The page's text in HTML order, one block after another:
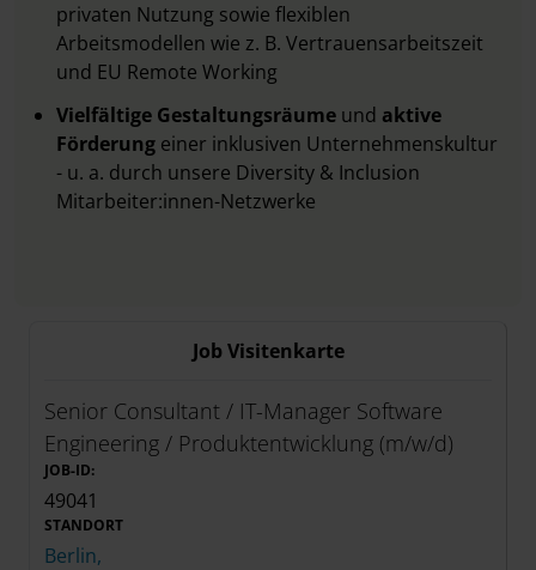
privaten Nutzung sowie flexiblen
Arbeitsmodellen wie z. B. Vertrauensarbeitszeit
und EU Remote Working
Vielfältige Gestaltungsräume und aktive
Förderung einer inklusiven Unternehmenskultur
- u. a. durch unsere Diversity & Inclusion
Mitarbeiter:innen-Netzwerke
Job Visitenkarte
Senior Consultant / IT-Manager Software
Engineering / Produktentwicklung (m/w/d)
JOB-ID:
49041
STANDORT
Berlin,